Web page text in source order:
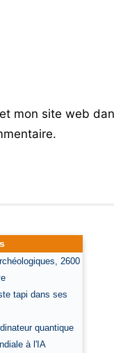
mon site web
2600
tapi dans ses
quantique
à l'IA